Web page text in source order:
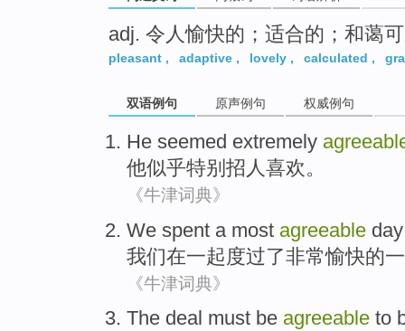
adj. 令人愉快的；适合的；和蔼
pleasant , adaptive , lovely , calculated ,
双语例句 原声例句 权威例句
He seemed extremely
他似乎特别 招人喜欢。
《牛津词典》
We spent a most agreeable day
我们在一起 度过了非常愉快的
《牛津词典》
The deal must be agreeable to